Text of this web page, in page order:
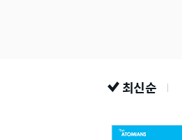
최신순